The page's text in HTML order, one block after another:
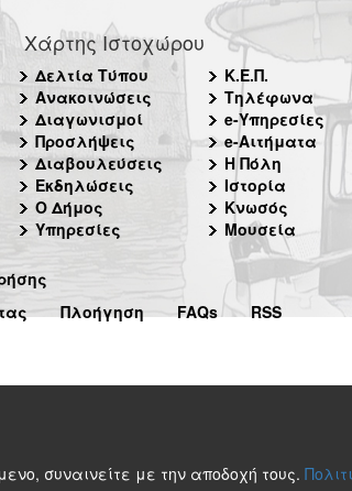
Χάρτης Ιστοχώρου
Δελτία Τύπου
Ανακοινώσεις
Διαγωνισμοί
Προσλήψεις
Διαβουλεύσεις
Εκδηλώσεις
Ο Δήμος
Υπηρεσίες
Κ.Ε.Π.
Τηλέφωνα
e-Υπηρεσίες
e-Αιτήματα
Η Πόλη
Ιστορία
Κνωσός
Μουσεία
Πλοήγηση FAQs RSS
συναινείτε με την αποδοχή τους.